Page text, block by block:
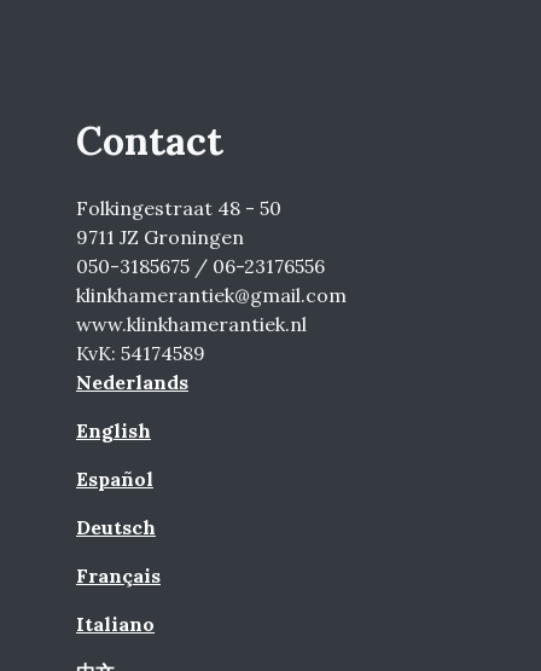
Contact
Folkingestraat 48 - 50
9711 JZ Groningen
050-3185675 / 06-23176556
klinkhamerantiek@gmail.com
www.klinkhamerantiek.nl
KvK: 54174589
Nederlands
English
Español
Deutsch
Français
Italiano